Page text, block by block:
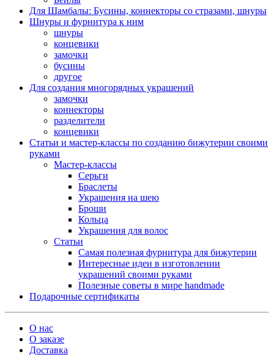
Для Шамбалы: Бусины, коннекторы со стразами, шнуры
Шнуры и фурнитура к ним
шнуры
концевики
замочки
бусины
другое
Для создания многорядных украшений
замочки
коннекторы
разделители
концевики
Статьи и мастер-классы по созданию бижутерии своими
руками
Мастер-классы
Серьги
Браслеты
Украшения на шею
Броши
Кольца
Украшения для волос
Статьи
Самая полезная фурнитура для бижутерии
Интересные идеи в изготовлении
украшений своими руками
Полезные советы в мире handmade
Подарочные сертификаты
О нас
О заказе
Доставка